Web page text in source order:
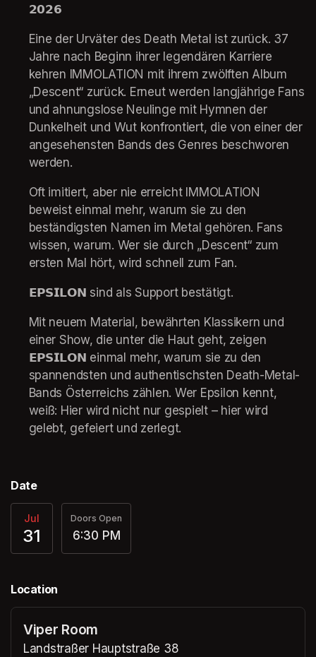
𝟮𝟬𝟮𝟲
Eine der Urväter des Death Metal ist zurück. 37
Jahre nach Beginn ihrer legendären Karriere
kehren IMMOLATION mit ihrem zwölften Album
„Descent“ zurück. Erneut werden langjährige Fans
und ahnungslose Neulinge mit Hymnen der
Dunkelheit und Wut konfrontiert, die von einer der
angesehensten Bands des Genres beschworen
werden.
Oft imitiert, aber nie erreicht IMMOLATION
beweist einmal mehr, warum sie zu den
beständigsten Namen im Metal gehören. Fans
wissen, warum. Wer sie durch „Descent“ zum
ersten Mal hört, wird schnell zum Fan.
𝗘𝗣𝗦𝗜𝗟𝗢𝗡 sind als Support bestätigt.
Mit neuem Material, bewährten Klassikern und
einer Show, die unter die Haut geht, zeigen
𝗘𝗣𝗦𝗜𝗟𝗢𝗡 einmal mehr, warum sie zu den
spannendsten und authentischsten Death-Metal-
Bands Österreichs zählen. Wer Epsilon kennt,
weiß: Hier wird nicht nur gespielt – hier wird
gelebt, gefeiert und zerlegt.
Date
Jul
31
Doors Open
6:30 PM
Location
Viper Room
Landstraßer Hauptstraße 38